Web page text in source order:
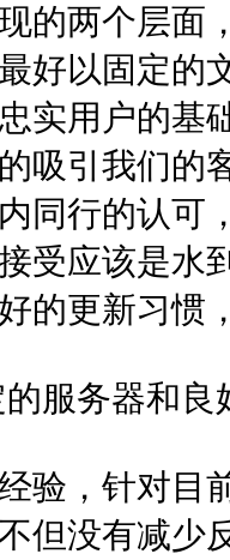
的两个层面
好以固定的
实用户的基
吸引我们的
同行的认可
受应该是水
的更新习惯
务器和良
，针对目前
但没有减少